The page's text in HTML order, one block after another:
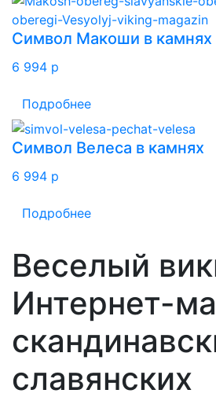
Символ Макоши в камнях
6 994 p
Подробнее
Символ Велеса в камнях
6 994 p
Подробнее
Веселый
Интернет-
славянских